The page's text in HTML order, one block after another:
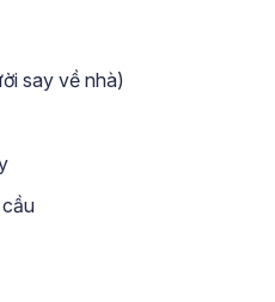
say về nhà)